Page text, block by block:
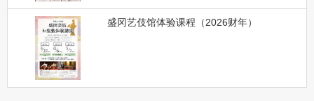
盛冈艺伎馆体验课程（2026财年）